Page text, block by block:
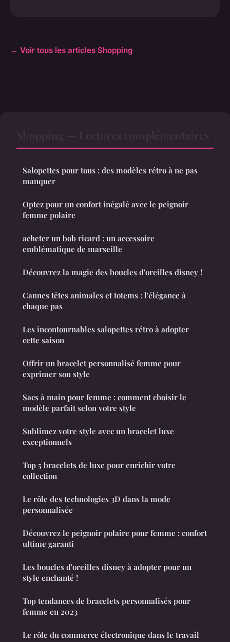
← Voir tous les articles Shopping
Salopettes pour tous : des modèles rétro à ne pas
manquer
Optez pour un confort inégalé avec le peignoir
femme polaire
acheter un bob ricard : un accessoire
emblématique de marseille
Découvrez la magie des boucles d'oreilles disney !
Cannes têtes animales et totems : l'élégance à
chaque pas
Les incontournables salopettes rétro à adopter
cette saison
Offrir un bracelet personnalisé femme pour
exprimer son style
Sacs à main pour femme : comment choisir le
modèle parfait selon votre style
Sublimez votre style avec un bracelet luxe
exceptionnels
Top 5 bracelets de luxe pour enrichir votre
collection
Le rôle des technologies 3D dans la mode
personnalisée
Découvrez le peignoir polaire pour femme : confort
ultime garanti
Les boucles d'oreilles disney à adopter pour un
style enchanté !
Top tendances de bracelets personnalisés pour
femme en 2023
Le rôle du commerce électronique dans le travail